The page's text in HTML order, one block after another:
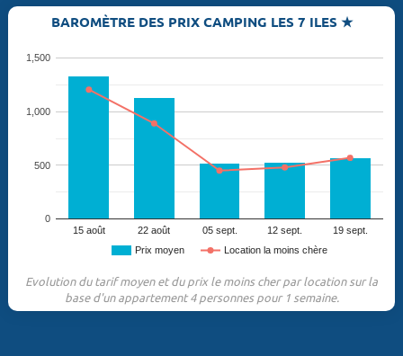
BAROMÈTRE DES PRIX CAMPING LES 7 ILES ★
Prix moyen Location la moins chère
15 août 22 août 05 sept. 12 sept. 19 sept.
0
500
1,000
1,500
Evolution du tarif moyen et du prix le moins cher par location sur la
base d'un appartement 4 personnes pour 1 semaine.